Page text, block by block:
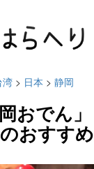
湾 > 日本 > 静岡
おでん
おすす